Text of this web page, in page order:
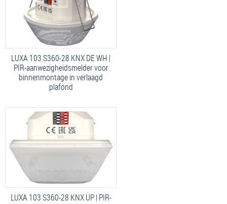
LUXA 103 S360-28 KNX DE WH |
PIR-aanwezigheidsmelder voor
binnenmontage in verlaagd
plafond
LUXA 103 S360-28 KNX UP | PIR-